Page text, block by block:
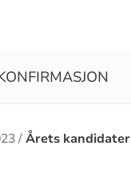
Årets kandidater